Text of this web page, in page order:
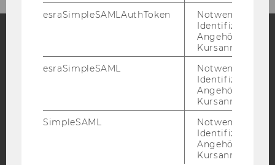
FacebookInstagramBlog
Bluesky
esraSimpleSAMLAuthToken
Notwendig zur
Identifizierung
Angehörige/r für
Kursanmeldung.
esraSimpleSAML
Notwendig zur
Identifizierung
Angehörige/r für
Kursanmeldung.
SimpleSAML
Notwendig zur
Identifizierung
Angehörige/r für
Kursanmeldung.